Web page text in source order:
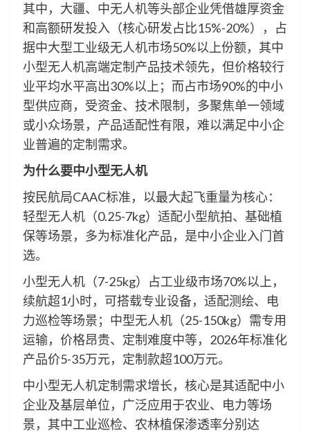
其中，大疆、中无人机等头部企业凭借雄厚资金
和高额研发投入（核心研发占比15%-20%），占
据中大型工业级无人机市场50%以上份额，其中
小型无人机高端定制产品技术领先，但价格较行
业平均水平高出30%以上；而占市场90%的中小
型供应商，受资金、技术限制，多聚焦单一领域
或小众场景，产品适配性有限，难以满足中小企
业普遍的定制需求。
为什么要中小型无人机
按民航局CAAC标准，以最大起飞重量为核心：
轻型无人机（0.25-7kg）适配小型航拍、基础植
保等场景，多为标准化产品，是中小企业入门首
选。
小型无人机（7-25kg）占工业级市场70%以上，
续航超1小时，可搭载专业设备，适配测绘、电
力巡检等场景；中型无人机（25-150kg）需专用
运输，价格昂贵、定制难度中等，2026年标准化
产品价5-35万元，定制款超100万元。
中小型无人机定制需求增长，核心是其适配中小
企业及基层单位，广泛应用于农业、电力等场
景，其中工业巡检、农林植保渗透率分别达